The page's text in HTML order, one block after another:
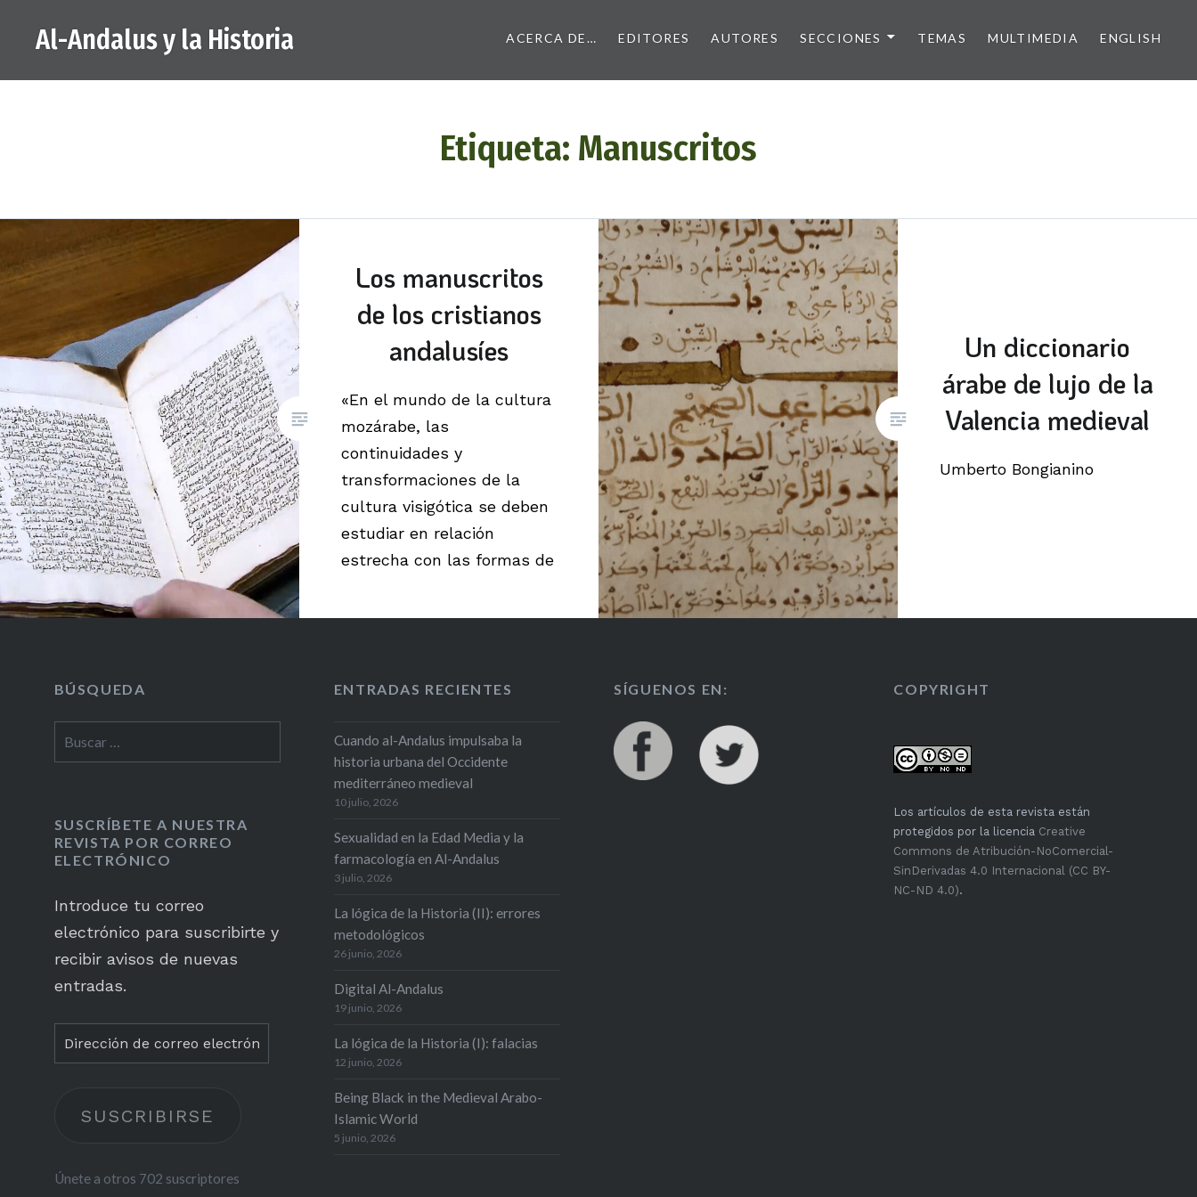
Al-Andalus y la Historia ACERCA DE… EDITORES AUTORES SECCIONES TEMAS MULTIMEDIA ENGLISH
Etiqueta: Manuscritos
Los manuscritos
de los cristianos
andalusíes
«En el mundo de la cultura
mozárabe, las
continuidades y
transformaciones de la
cultura visigótica se deben
estudiar en relación
estrecha con las formas de
Un diccionario
árabe de lujo de la
Valencia medieval
Umberto Bongianino
BÚSQUEDA ENTRADAS RECIENTES
Cuando al-Andalus impulsaba la
historia urbana del Occidente
mediterráneo medieval
10 julio, 2026
Sexualidad en la Edad Media y la
farmacología en Al-Andalus
3 julio, 2026
La lógica de la Historia (II): errores
metodológicos
26 junio, 2026
Digital Al-Andalus
19 junio, 2026
La lógica de la Historia (I): falacias
12 junio, 2026
Being Black in the Medieval Arabo-
Islamic World
5 junio, 2026
SÍGUENOS EN: COPYRIGHT
Los artículos de esta revista están
protegidos por la licencia Creative
Commons de Atribución-NoComercial-
SinDerivadas 4.0 Internacional (CC BY-
NC-ND 4.0).
SUSCRÍBETE A NUESTRA
REVISTA POR CORREO
ELECTRÓNICO
Introduce tu correo
electrónico para suscribirte y
recibir avisos de nuevas
entradas.
Dirección
de
electrónico
SUSCRIBIRSE
Únete a otros 702 suscriptores